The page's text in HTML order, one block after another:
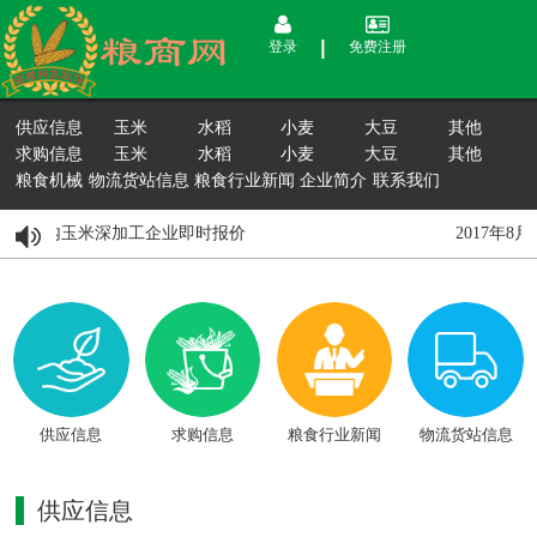
登录 免费注册
供应信息 玉米 水稻 小麦 大豆
其他
求购信息
玉米 水稻 小麦 大豆
其他
粮食机械 物流货站信息 粮食行业新闻 企业简介 联系我们
日国内玉米深加工企业即时报价 2017年8
供应信息 求购信息 粮食行业新闻 物流货站信息
供应信息